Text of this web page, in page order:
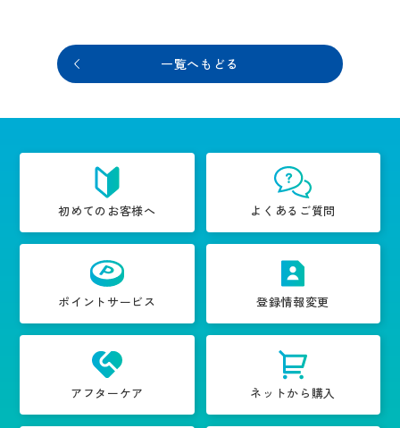
一覧へもどる
初めてのお客様へ よくあるご質問
ポイントサービス 登録情報変更
アフターケア ネットから購入